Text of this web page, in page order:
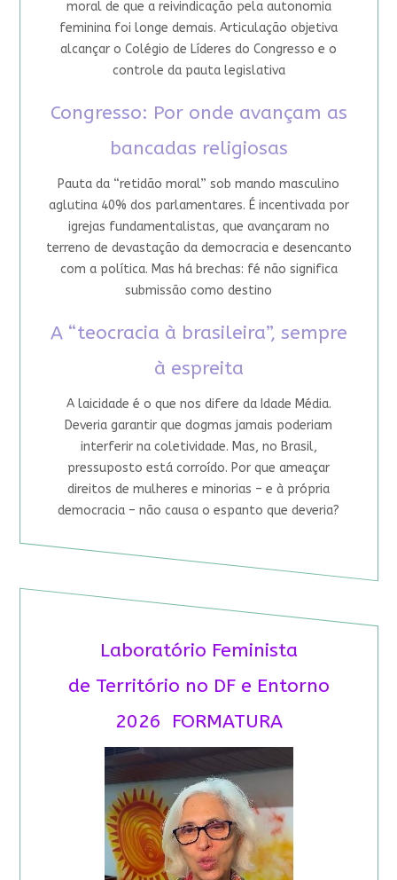
moral de que a reivindicação pela autonomia
feminina foi longe demais. Articulação objetiva
alcançar o Colégio de Líderes do Congresso e o
controle da pauta legislativa
Congresso: Por onde avançam as
bancadas religiosas
Pauta da “retidão moral” sob mando masculino
aglutina 40% dos parlamentares. É incentivada por
igrejas fundamentalistas, que avançaram no
terreno de devastação da democracia e desencanto
com a política. Mas há brechas: fé não significa
submissão como destino
A “teocracia à brasileira”, sempre
à espreita
A laicidade é o que nos difere da Idade Média.
Deveria garantir que dogmas jamais poderiam
interferir na coletividade. Mas, no Brasil,
pressuposto está corroído. Por que ameaçar
direitos de mulheres e minorias – e à própria
democracia – não causa o espanto que deveria?
Laboratório Feminista
de Território no DF e Entorno
2026 FORMATURA